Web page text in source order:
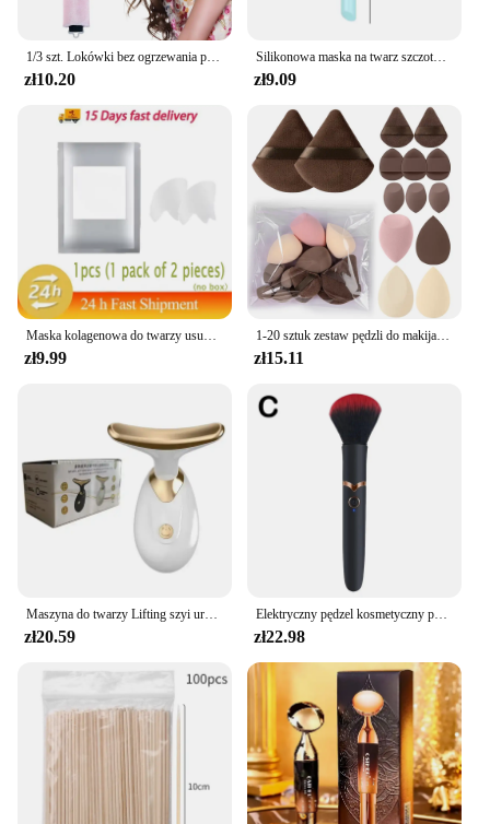
1/3 szt. Lokówki bez ogrzewania piękno kobiety produkty kręconych lokówka do włosów gumowa lokówka sen narzędzia fryzjerskie włosy wałki piankowe ins
zł10.20
Silikonowa maska na twarz szczotka narzędzie do pielęgnacji skóry twarzy miękkogłowy DIY błota dostosowująca pędzel nachylony ogon nakładają przybory kosmetyczne na twarz
zł9.09
Maska kolagenowa do twarzy usuń zmarszczki łatka mocne podnoszenie zwiotczenie zanika drobne linie kwas hialuronowy nawilżający gładka pielęgnacja urody
zł9.99
1-20 sztuk zestaw pędzli do makijażu cień do powiek podkład róż rozświetlacz korektor kobiece narzędzie kosmetyczne Puffs gąbki kosmetyczne puszki na kciuki
zł15.11
Maszyna do twarzy Lifting szyi urządzenie kosmetyczne przeciwzmarszczkowy masażer do twarzy odmładzanie skóry cienki podwójny wibrator podbródkowy Dropshipping
zł20.59
Elektryczny pędzel kosmetyczny podkład róż do policzków sypki pędzel do pudru przybory kosmetyczne zmywalne wibracje akumulatorowe pędzle do makijażu
zł22.98